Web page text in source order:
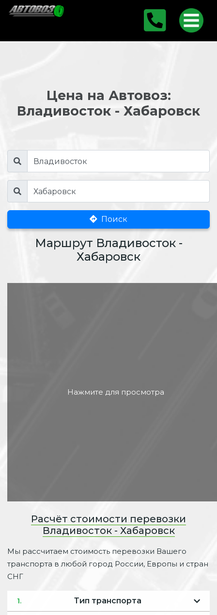
Цена на Автовоз:
Владивосток - Хабаровск
Поиск
Маршрут Владивосток -
Хабаровск
Расчёт стоимости перевозки
Владивосток - Хабаровск
Мы рассчитаем стоимость перевозки Вашего
транспорта в любой город России, Европы и стран
СНГ
1. Тип транспорта